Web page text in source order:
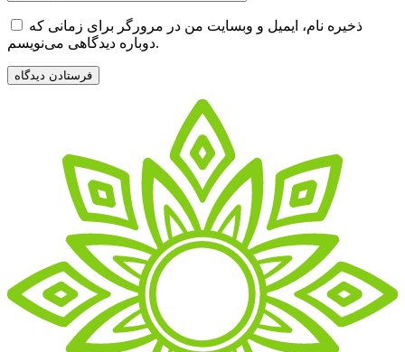
ذخیره نام، ایمیل و وبسایت من در مرورگر برای زمانی که
دوباره دیدگاهی می‌نویسم.